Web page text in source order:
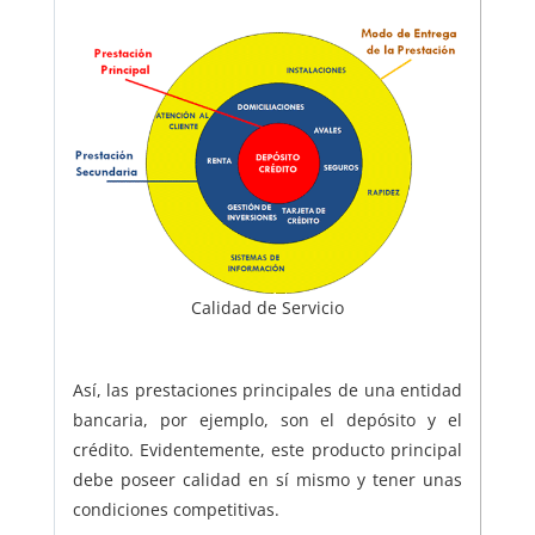
Calidad de Servicio
Así, las prestaciones principales de una entidad
bancaria, por ejemplo, son el depósito y el
crédito. Evidentemente, este producto principal
debe poseer calidad en sí mismo y tener unas
condiciones competitivas.